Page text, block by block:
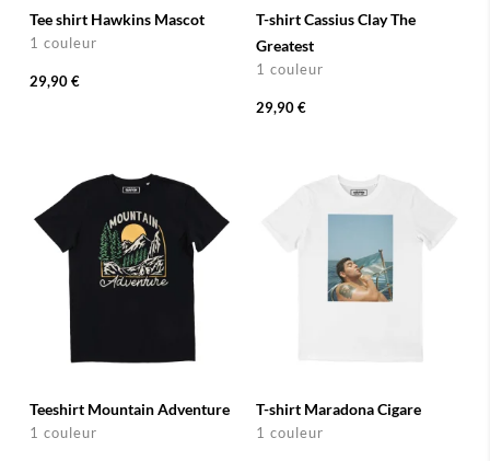
Tee shirt Hawkins Mascot
1 couleur
29,90 €
T-shirt Cassius Clay The
Greatest
1 couleur
29,90 €
Teeshirt Mountain Adventure
1 couleur
T-shirt Maradona Cigare
1 couleur